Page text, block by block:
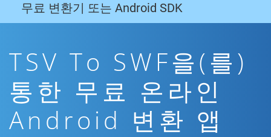
무료 변환기 또는 Android SDK
TSV To SWF을(를)
통한 무료 온라인
Android 변환 앱